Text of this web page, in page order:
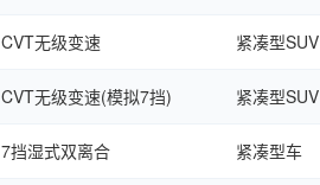
CVT无级变速 紧凑型SUV
CVT无级变速(模拟7挡) 紧凑型SUV
7挡湿式双离合 紧凑型车